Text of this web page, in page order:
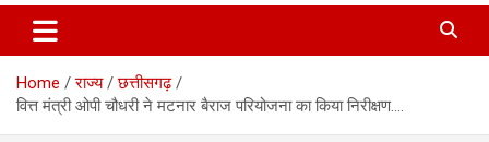
Home राज्य
छत्तीसगढ़
वित्त मंत्री ओपी चौधरी ने मटनार बैराज परियोजना का किया निरीक्षण….